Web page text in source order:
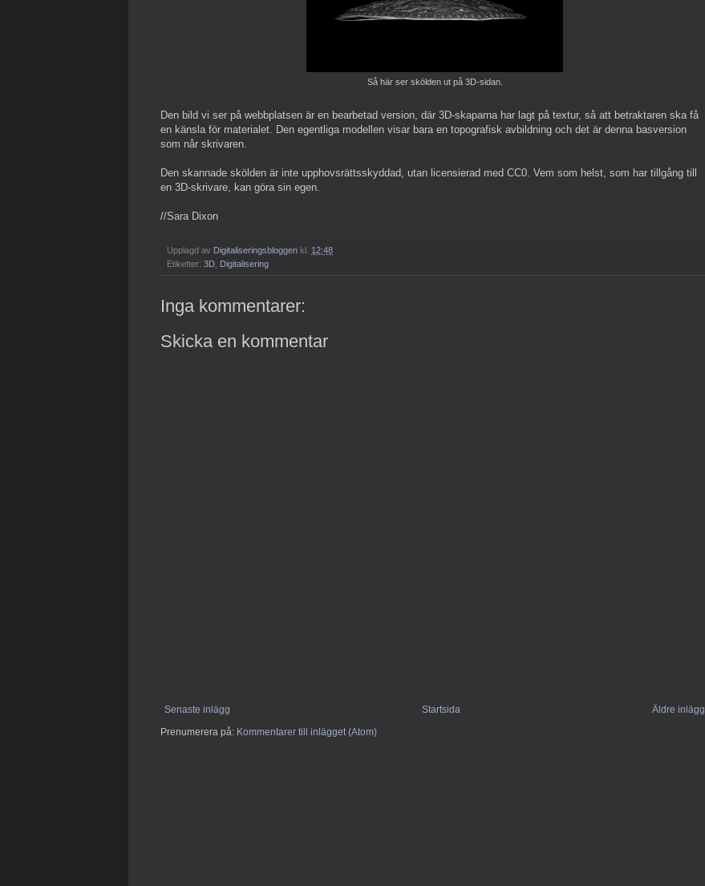
Så här ser skölden ut på 3D-sidan.
Den bild vi ser på webbplatsen är en bearbetad version, där 3D-skaparna har lagt på textur, så att betraktaren ska få
en känsla för materialet. Den egentliga modellen visar bara en topografisk avbildning och det är denna basversion
som når skrivaren.
Den skannade skölden är inte upphovsrättsskyddad, utan licensierad med CC0. Vem som helst, som har tillgång till
en 3D-skrivare, kan göra sin egen.
//Sara Dixon
Upplagd av Digitaliseringsbloggen kl. 12:48
Etiketter: 3D, Digitalisering
Inga kommentarer:
Skicka en kommentar
Senaste inlägg Äldre inlägg
Startsida
Prenumerera på: Kommentarer till inlägget (Atom)